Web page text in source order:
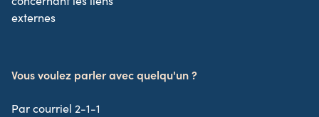
externes
Vous voulez parler avec quelqu'un ?
Par courriel 2-1-1